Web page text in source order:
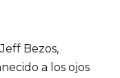
Bezos,
a los ojos